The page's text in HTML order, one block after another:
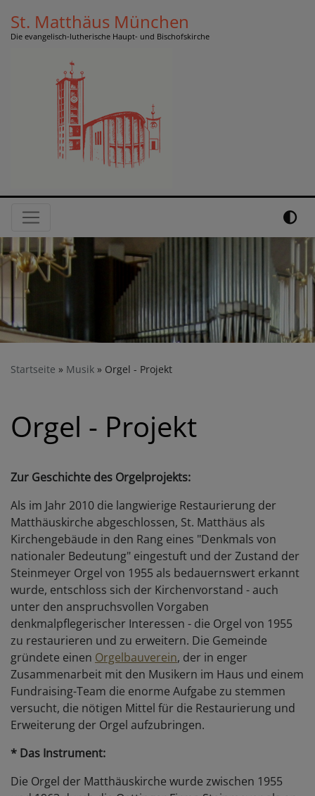
zum
Inhalt
St. Matthäus München
Die evangelisch-lutherische Haupt- und Bischofskirche
Hauptnavigation
Startseite Musik Orgel - Projekt
Orgel - Projekt
Zur Geschichte des Orgelprojekts:
Als im Jahr 2010 die langwierige Restaurierung der
Matthäuskirche abgeschlossen, St. Matthäus als
Kirchengebäude in den Rang eines "Denkmals von
nationaler Bedeutung" eingestuft und der Zustand der
Steinmeyer Orgel von 1955 als bedauernswert erkannt
wurde, entschloss sich der Kirchenvorstand - auch
unter den anspruchsvollen Vorgaben
denkmalpflegerischer Interessen - die Orgel von 1955
zu restaurieren und zu erweitern. Die Gemeinde
gründete einen Orgelbauverein, der in enger
Zusammenarbeit mit den Musikern im Haus und einem
Fundraising-Team die enorme Aufgabe zu stemmen
versucht, die nötigen Mittel für die Restaurierung und
Erweiterung der Orgel aufzubringen.
* Das Instrument:
Die Orgel der Matthäuskirche wurde zwischen 1955